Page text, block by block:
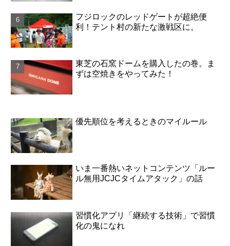
フジロックのレッドゲートが超絶便
利！テント村の新たな激戦区に。
東芝の石窯ドームを購入したの巻。ま
ずは空焼きをやってみた！
優先順位を考えるときのマイルール
いま一番熱いネットコンテンツ「ルー
ル無用JCJCタイムアタック」の話
習慣化アプリ「継続する技術」で習慣
化の鬼になれ